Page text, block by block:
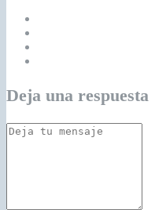
Deja una respuesta